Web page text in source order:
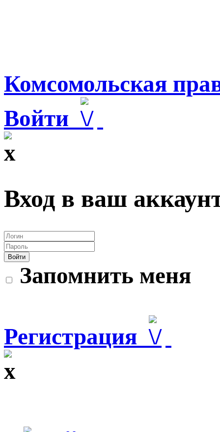
Комсомольская
Войти
Вход в ваш
Войти
Запомнить меня
Регистрация